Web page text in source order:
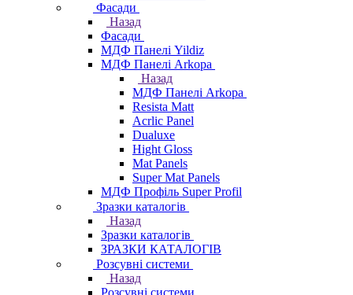
Фасади
Назад
Фасади
МДФ Панелі Yildiz
МДФ Панелі Arkopa
Назад
МДФ Панелі Arkopa
Resista Matt
Acrlic Panel
Dualuxe
Hight Gloss
Mat Panels
Super Mat Panels
МДФ Профіль Super Profil
Зразки каталогів
Назад
Зразки каталогів
ЗРАЗКИ КАТАЛОГІВ
Розсувні системи
Назад
Розсувні системи